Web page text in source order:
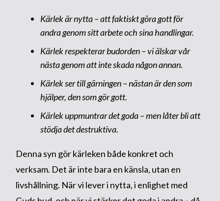
Kärlek är nytta – att faktiskt göra gott för
andra genom sitt arbete och sina handlingar.
Kärlek respekterar budorden – vi älskar vår
nästa genom att inte skada någon annan.
Kärlek ser till gärningen – nästan är den som
hjälper, den som gör gott.
Kärlek uppmuntrar det goda – men låter bli att
stödja det destruktiva.
Denna syn gör kärleken både konkret och
verksam. Det är inte bara en känsla, utan en
livshållning. När vi lever i nytta, i enlighet med